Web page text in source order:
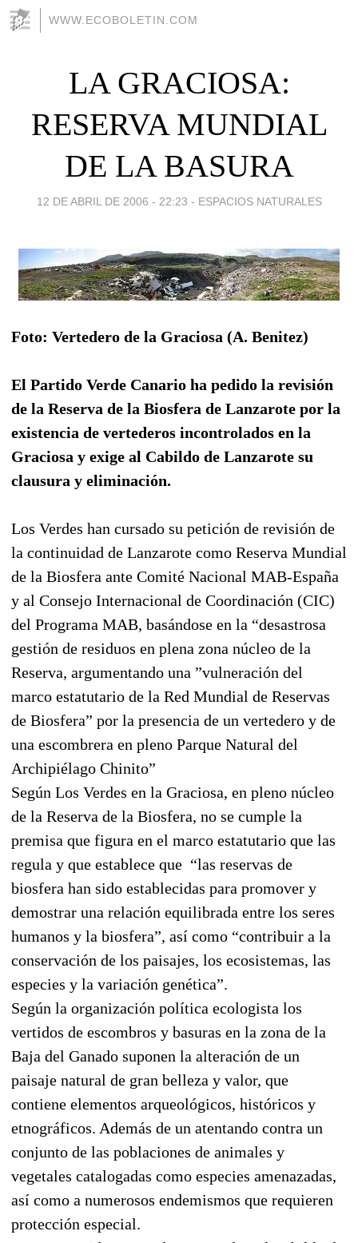
WWW.ECOBOLETIN.COM
LA GRACIOSA:
RESERVA MUNDIAL
DE LA BASURA
12 DE ABRIL DE 2006 - 22:23 - ESPACIOS NATURALES
Foto: Vertedero de la Graciosa (A. Benitez)
El Partido Verde Canario ha pedido la revisión
de la Reserva de la Biosfera de Lanzarote por la
existencia de vertederos incontrolados en la
Graciosa y exige al Cabildo de Lanzarote su
clausura y eliminación.
Los Verdes han cursado su petición de revisión de
la continuidad de Lanzarote como Reserva Mundial
de la Biosfera ante Comité Nacional MAB-España
y al Consejo Internacional de Coordinación (CIC)
del Programa MAB, basándose en la “desastrosa
gestión de residuos en plena zona núcleo de la
Reserva, argumentando una ”vulneración del
marco estatutario de la Red Mundial de Reservas
de Biosfera” por la presencia de un vertedero y de
una escombrera en pleno Parque Natural del
Archipiélago Chinito”
Según Los Verdes en la Graciosa, en pleno núcleo
de la Reserva de la Biosfera, no se cumple la
premisa que figura en el marco estatutario que las
regula y que establece que “las reservas de
biosfera han sido establecidas para promover y
demostrar una relación equilibrada entre los seres
humanos y la biosfera”, así como “contribuir a la
conservación de los paisajes, los ecosistemas, las
especies y la variación genética”.
Según la organización política ecologista los
vertidos de escombros y basuras en la zona de la
Baja del Ganado suponen la alteración de un
paisaje natural de gran belleza y valor, que
contiene elementos arqueológicos, históricos y
etnográficos. Además de un atentando contra un
conjunto de las poblaciones de animales y
vegetales catalogadas como especies amenazadas,
así como a numerosos endemismos que requieren
protección especial.